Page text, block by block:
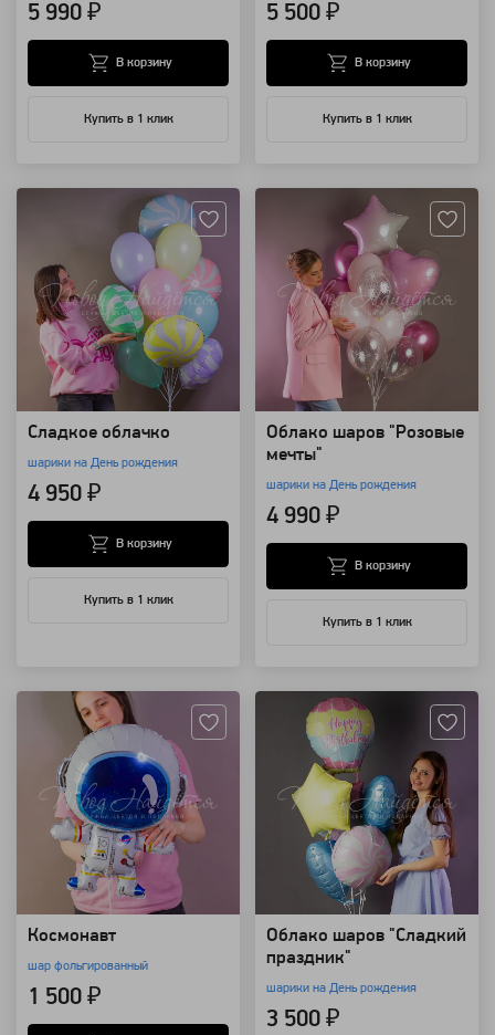
5 990 ₽
Купить в 1 клик
В корзину
5 500 ₽
Купить в 1 клик
В корзину
Сладкое облачко
шарики на День рождения
4 950 ₽
Купить в 1 клик
В корзину
Облако шаров "Розовые
мечты"
шарики на День рождения
4 990 ₽
Купить в 1 клик
В корзину
Космонавт
шар фольгированный
1 500 ₽
Облако шаров "Сладкий
праздник"
шарики на День рождения
3 500 ₽